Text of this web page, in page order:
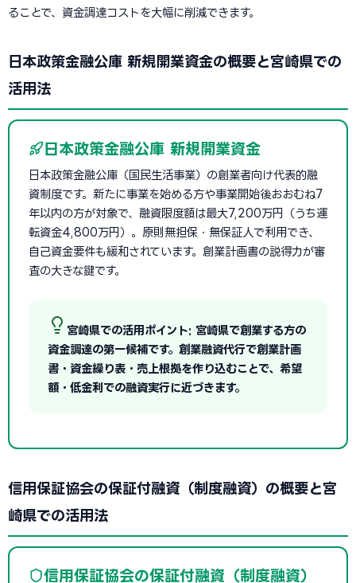
ることで、資金調達コストを大幅に削減できます。
日本政策金融公庫 新規開業資金の概要と宮崎県での
活用法
日本政策金融公庫 新規開業資金
日本政策金融公庫（国民生活事業）の創業者向け代表的融
資制度です。新たに事業を始める方や事業開始後おおむね7
年以内の方が対象で、融資限度額は最大7,200万円（うち運
転資金4,800万円）。原則無担保・無保証人で利用でき、
自己資金要件も緩和されています。創業計画書の説得力が審
査の大きな鍵です。
宮崎県での活用ポイント: 宮崎県で創業する方の
資金調達の第一候補です。創業融資代行で創業計画
書・資金繰り表・売上根拠を作り込むことで、希望
額・低金利での融資実行に近づきます。
信用保証協会の保証付融資（制度融資）の概要と宮
崎県での活用法
信用保証協会の保証付融資（制度融資）